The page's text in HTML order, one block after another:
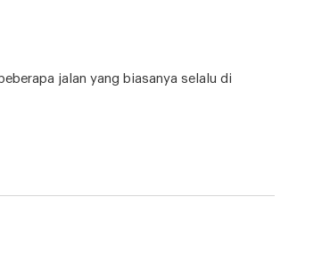
jalan yang biasanya selalu di